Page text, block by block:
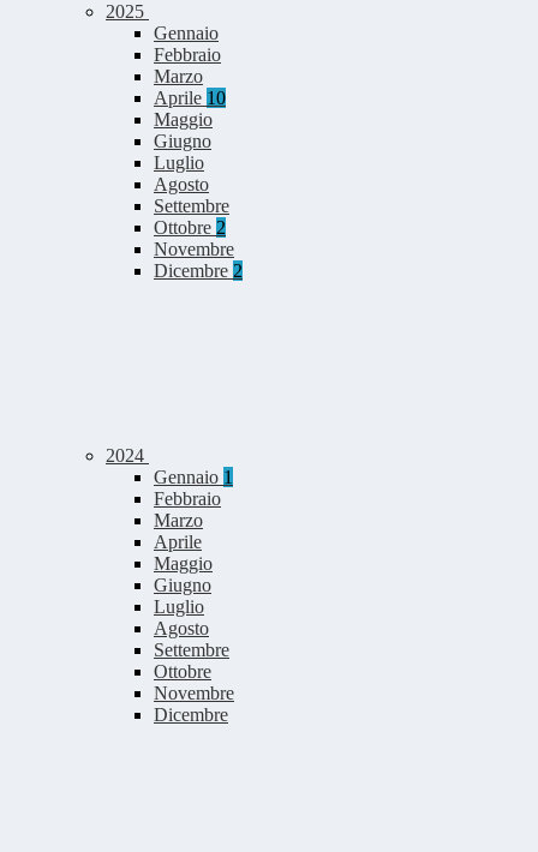
2025
Gennaio
Febbraio
Marzo
Aprile 10
Maggio
Giugno
Luglio
Agosto
Settembre
Ottobre 2
Novembre
Dicembre 2
2024
Gennaio 1
Febbraio
Marzo
Aprile
Maggio
Giugno
Luglio
Agosto
Settembre
Ottobre
Novembre
Dicembre